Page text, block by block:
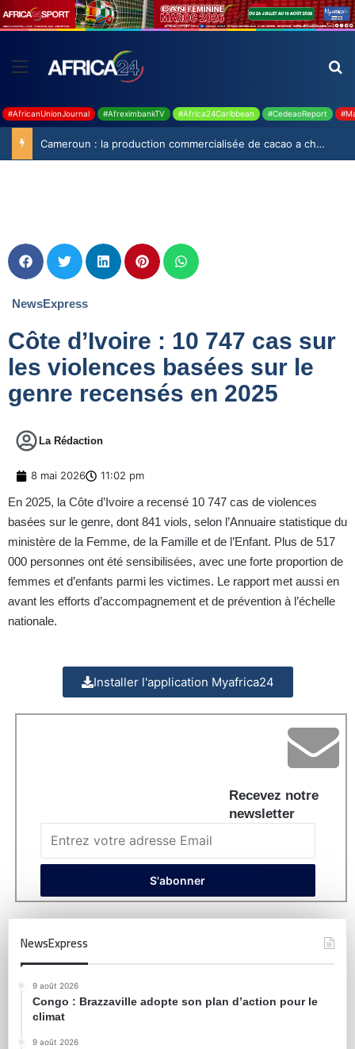
#AfricanUnionJournal #AfreximbankTV #Africa24Caribbean #CedeaoReport
Cameroun : la production commercialisée de cacao a chuté de 19,9% durant la saison 2025-2026
NewsExpress
Côte d’Ivoire : 10 747 cas sur
les violences basées sur le
genre recensés en 2025
La Rédaction
8 mai 2026 11:02 pm
En 2025, la Côte d’Ivoire a recensé 10 747 cas de violences
basées sur le genre, dont 841 viols, selon l’Annuaire statistique du
ministère de la Femme, de la Famille et de l’Enfant. Plus de 517
000 personnes ont été sensibilisées, avec une forte proportion de
femmes et d’enfants parmi les victimes. Le rapport met aussi en
avant les efforts d’accompagnement et de prévention à l’échelle
nationale.
Installer l'application Myafrica24
Recevez notre
newsletter
NewsExpress
9 août 2026
Congo : Brazzaville adopte son plan d’action pour le
climat
9 août 2026